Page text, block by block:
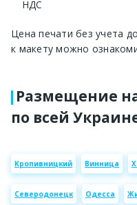
НДС
Цена печати без учета
к макету можно
Размещение
по всей
Кропивницкий Винница
Северодонецк Одесса